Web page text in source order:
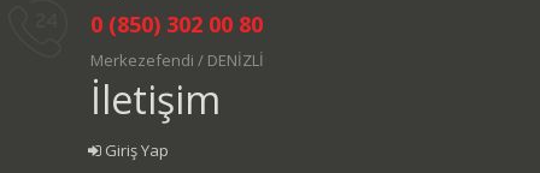
0 (850) 302 00 80
Merkezefendi / DENİZLİ
İletişim
Giriş Yap